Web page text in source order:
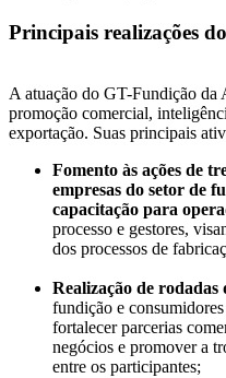
Principais realizações
A atuação do GT-Fundição
promoção comercial,
exportação. Suas principais
Fomento às ações de
empresas do setor de
capacitação para
processo e gestores,
dos processos de
Realização de rodadas
fundição e
fortalecer parcerias
negócios e promover a
entre os participantes;